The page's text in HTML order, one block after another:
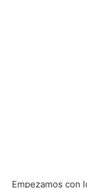
Empezamos con